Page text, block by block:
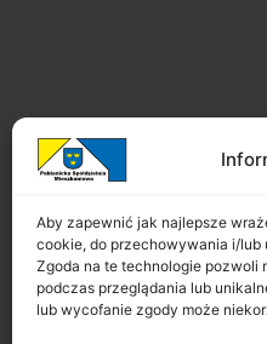
Aby zapewnić jak najlepsze
cookie, do przechowywania i/lub
Zgoda na te technologie pozwoli
podczas przeglądania lub
lub wycofanie zgody może